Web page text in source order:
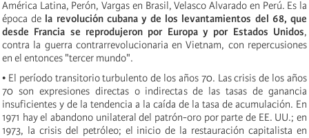
América Latina, Perón, Vargas en Brasil, Velasco Alvarado en Perú. Es la
época de la revolución cubana y de los levantamientos del 68, que
desde Francia se reprodujeron por Europa y por Estados Unidos,
contra la guerra contrarrevolucionaria en Vietnam, con repercusiones
en el entonces "tercer mundo".
• El período transitorio turbulento de los años 70. Las crisis de los años
70 son expresiones directas o indirectas de las tasas de ganancia
insuficientes y de la tendencia a la caída de la tasa de acumulación. En
1971 hay el abandono unilateral del patrón-oro por parte de EE. UU.; en
1973, la crisis del petróleo; el inicio de la restauración capitalista en